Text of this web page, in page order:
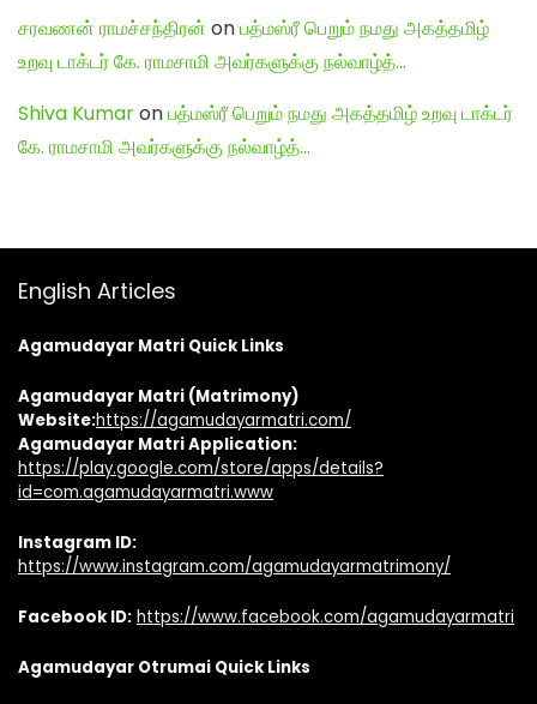
சரவணன் ராமச்சந்திரன் onபத்மஸ்ரீ பெறும் நமது அகத்தமிழ்
உறவு டாக்டர் கே. ராமசாமி அவர்களுக்கு நல்வாழ்த்…
Shiva Kumaronபத்மஸ்ரீ பெறும் நமது அகத்தமிழ் உறவு டாக்டர்
கே. ராமசாமி அவர்களுக்கு நல்வாழ்த்…
English Articles
Agamudayar Matri Quick Links
Agamudayar Matri (Matrimony)
Website:https://agamudayarmatri.com/
Agamudayar Matri Application:
https://play.google.com/store/apps/details?
id=com.agamudayarmatri.www
Instagram ID:
https://www.instagram.com/agamudayarmatrimony/
Facebook ID: https://www.facebook.com/agamudayarmatri
Agamudayar Otrumai Quick Links